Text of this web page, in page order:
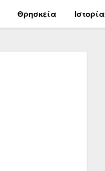
Θρησκεία Ιστορία